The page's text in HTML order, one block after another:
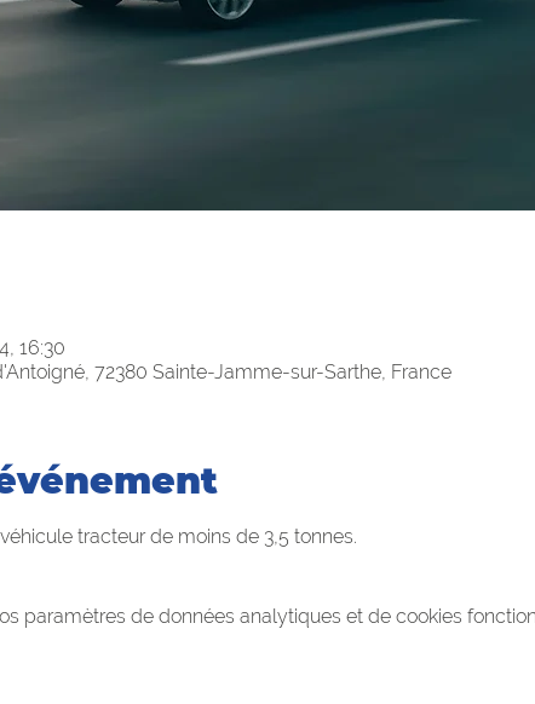
16:30
72380 Sainte-Jamme-sur-Sarthe, France
tracteur de moins de 3,5 tonnes.
paramètres de données analytiques et de cookies